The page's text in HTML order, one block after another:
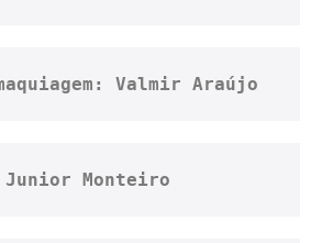
Valmir Araújo
Junior Monteiro